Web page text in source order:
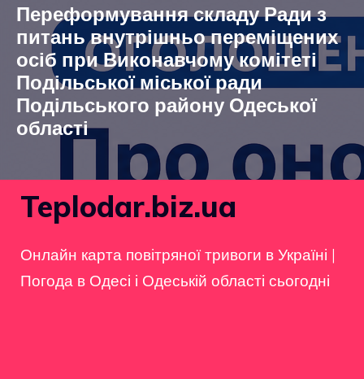
Переформування складу Ради з
питань внутрішньо переміщених
осіб при Виконавчому комітеті
Подільської міської ради
Подільського району Одеської
області
Teplodar.biz.ua
Онлайн карта повітряної тривоги в Україні |
Погода в Одесі і Одеській області сьогодні